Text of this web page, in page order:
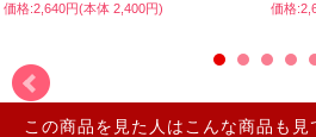
価格:2,640円(本体 2,400円) 価格
この商品を見た人はこんな商品も見